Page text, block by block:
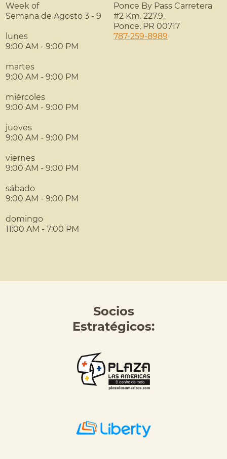
Week of
Semana de Agosto 3 - 9
lunes
9:00 AM - 9:00 PM
martes
9:00 AM - 9:00 PM
miércoles
9:00 AM - 9:00 PM
jueves
9:00 AM - 9:00 PM
viernes
9:00 AM - 9:00 PM
sábado
9:00 AM - 9:00 PM
domingo
11:00 AM - 7:00 PM
Ponce By Pass Carretera
#2 Km. 227.9,
Ponce, PR 00717
787-259-8989
Socios
Estratégicos: